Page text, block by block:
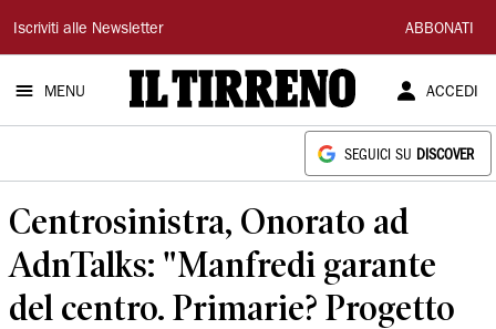
Il
Tirreno
Iscriviti alle Newsletter ABBONATI
MENU ACCEDI
SEGUICI SU DISCOVER
Centrosinistra, Onorato ad
AdnTalks: "Manfredi garante
del centro. Primarie? Progetto